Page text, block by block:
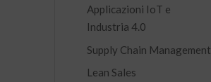
Applicazioni IoT e
Industria 4.0
Supply Chain Management
Lean Sales